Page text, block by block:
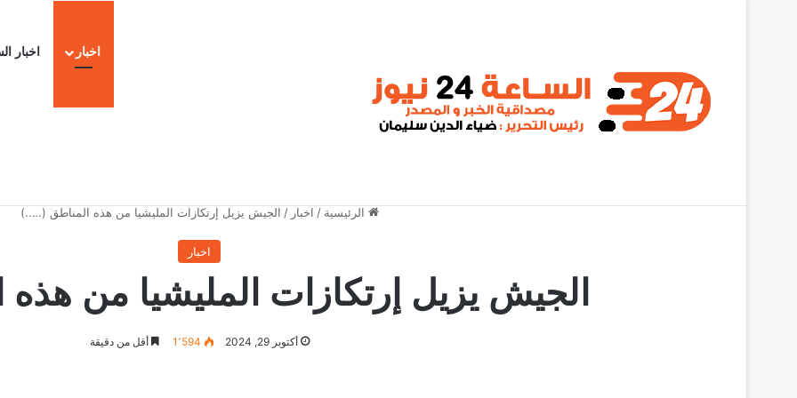
اخبار اخبار
الرئيسية / اخبار / الجيش يزيل إرتكازات المليشيا من هذه المناطق (…..)
اخبار
الجيش يزيل إرتكازات المليشيا من
أكتوبر 29, 2024 1٬594 أقل من دقيقة